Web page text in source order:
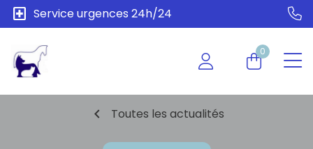
local_hospital Service urgences 24h/24
0
chevron_left Toutes les actualités